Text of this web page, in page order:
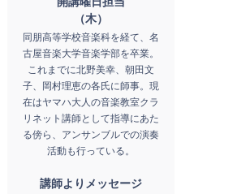
（木）
同朋高等学校音楽科を経て、名
古屋音楽大学音楽学部を卒業。
これまでに北野美幸、朝田文
子、岡村理恵の各氏に師事。現
在はヤマハ大人の音楽教室クラ
リネット講師として指導にあた
る傍ら、アンサンブルでの演奏
活動も行っている。
講師よりメッセージ